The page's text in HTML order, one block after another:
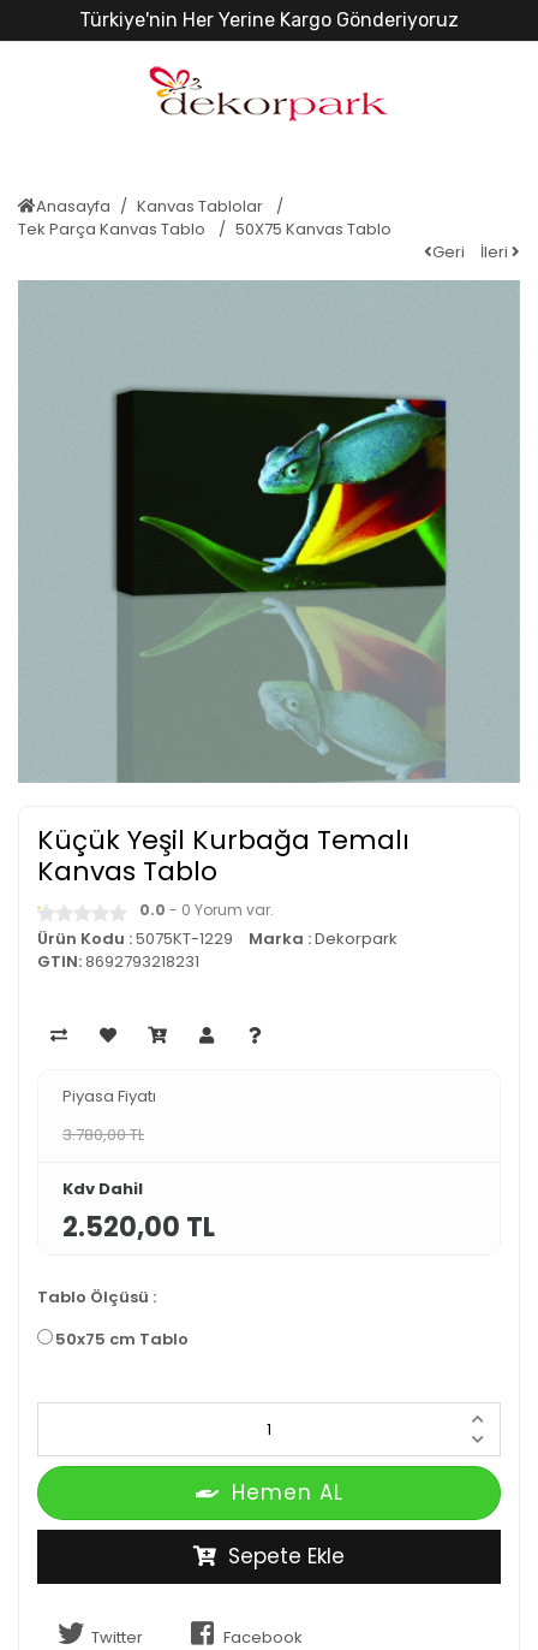
Türkiye'nin Her Yerine Kargo Gönderiyoruz
Anasayfa
Kanvas Tablolar
Tek Parça Kanvas Tablo
50X75 Kanvas Tablo
Geri
İleri
Küçük Yeşil Kurbağa Temalı
Kanvas Tablo
0.0 - 0 Yorum var.
Ürün Kodu :5075KT-1229 Marka :Dekorpark
GTIN:8692793218231
Piyasa Fiyatı
3.780,00 TL
Kdv Dahil
2.520,00 TL
Tablo Ölçüsü :
50x75 cm Tablo
Hemen AL
Sepete Ekle
Twitter Facebook